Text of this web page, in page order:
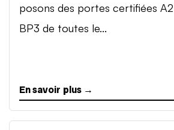
posons des portes certifiées
BP3 de toutes le...
En savoir plus →